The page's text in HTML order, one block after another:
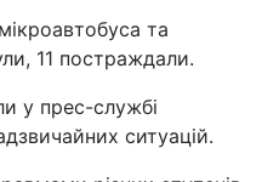
та
11 постраждали.
у прес-службі
ситуацій.